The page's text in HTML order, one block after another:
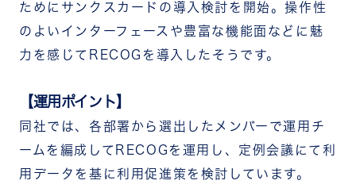
ためにサンクスカードの導入検討を開始。操作性
のよいインターフェースや豊富な機能面などに魅
力を感じてRECOGを導入したそうです。
【運用ポイント】
同社では、各部署から選出したメンバーで運用チ
ームを編成してRECOGを運用し、定例会議にて利
用データを基に利用促進策を検討しています。